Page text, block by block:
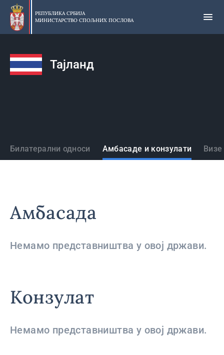
Прескочи
главни
део
РЕПУБЛИКА СРБИЈА
МИНИСТАРСТВО СПОЉНИХ ПОСЛОВА
Тајланд
Државе
Билатерални односи Амбасаде и конзулати
Амбасада
Немамо представништва у овој држави.
Конзулат
Немамо представништва у овој држави.